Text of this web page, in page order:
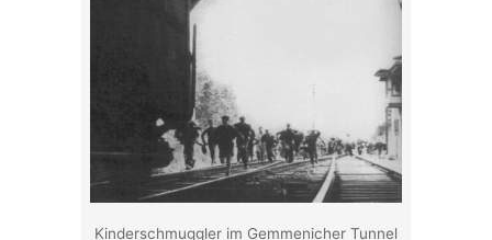
Kinderschmuggler im Gemmenicher Tunnel